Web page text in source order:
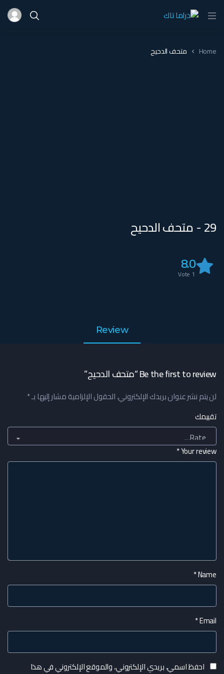
Home متحف الدحيح
29 - متحف الدحيح
8.0
1
Review
Be the first to review “متحف الدحيح”
لن يتم نشر عنوان بريدك الإلكتروني.الحقول الإلزامية مشار إليها بـ*
تقييمك
Your review
*
Name
*
Email
*
احفظ اسمي، بريدي الإلكتروني، والموقع الإلكتروني في هذا